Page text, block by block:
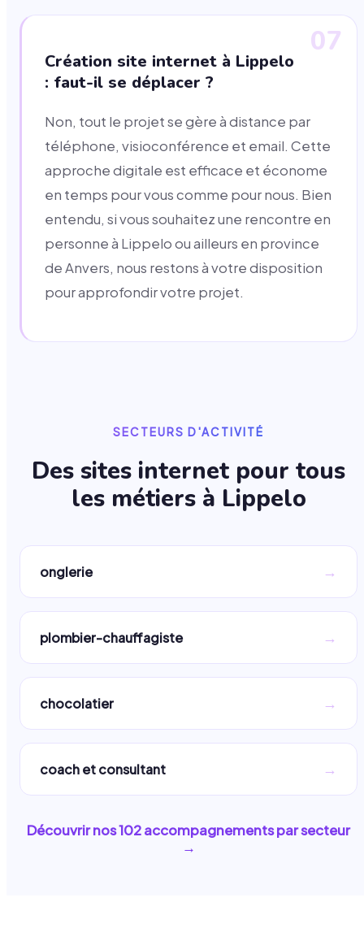
07
Création site internet à Lippelo
: faut-il se déplacer ?
Non, tout le projet se gère à distance par
téléphone, visioconférence et email. Cette
approche digitale est efficace et économe
en temps pour vous comme pour nous. Bien
entendu, si vous souhaitez une rencontre en
personne à Lippelo ou ailleurs en province
de Anvers, nous restons à votre disposition
pour approfondir votre projet.
SECTEURS D'ACTIVITÉ
Des sites internet pour tous
les métiers à Lippelo
onglerie →
plombier-chauffagiste →
chocolatier →
coach et consultant →
Découvrir nos102accompagnements par secteur
→